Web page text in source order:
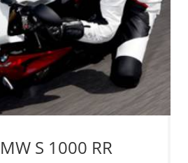
S 1000 RR